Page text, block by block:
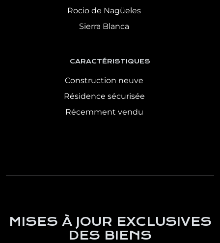
Rocio de Nagüeles
Sierra Blanca
CARACTÉRISTIQUES
Construction neuve
Résidence sécurisée
Récemment vendu
MISES À JOUR EXCLUSIVES
DES BIENS